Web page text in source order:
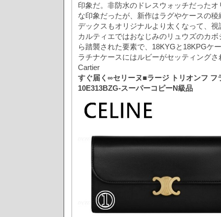
印象だ。非防水のドレスウォッチだった
な印象だったが、新作はラグやケースの
デックスもオリジナルより太くなって、
カルティエではおなじみのリュウズのカ
ら踏襲された要素で、18KYGと18KPGケ
ラチナケースにはルビーがセッティング
Cartier
すぐ届く∞セリーヌ■ラージ トリオンフ フ
10E313BZG-スーパーコピーN級品